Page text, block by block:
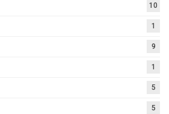
10
1
9
1
5
5